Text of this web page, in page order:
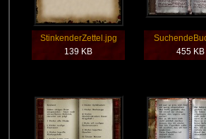
StinkenderZettel.jpg
139 KB
455 KB